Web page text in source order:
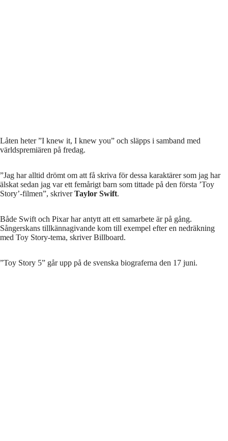
Låten heter ”I knew it, I knew you” och släpps i samband med
världspremiären på fredag.
”Jag har alltid drömt om att få skriva för dessa karaktärer som jag har
älskat sedan jag var ett femårigt barn som tittade på den första ’Toy
Story’-filmen”, skriverTaylor Swift.
Både Swift och Pixar har antytt att ett samarbete är på gång.
Sångerskans tillkännagivande kom till exempel efter en nedräkning
med Toy Story-tema, skriver Billboard.
”Toy Story 5” går upp på de svenska biograferna den 17 juni.